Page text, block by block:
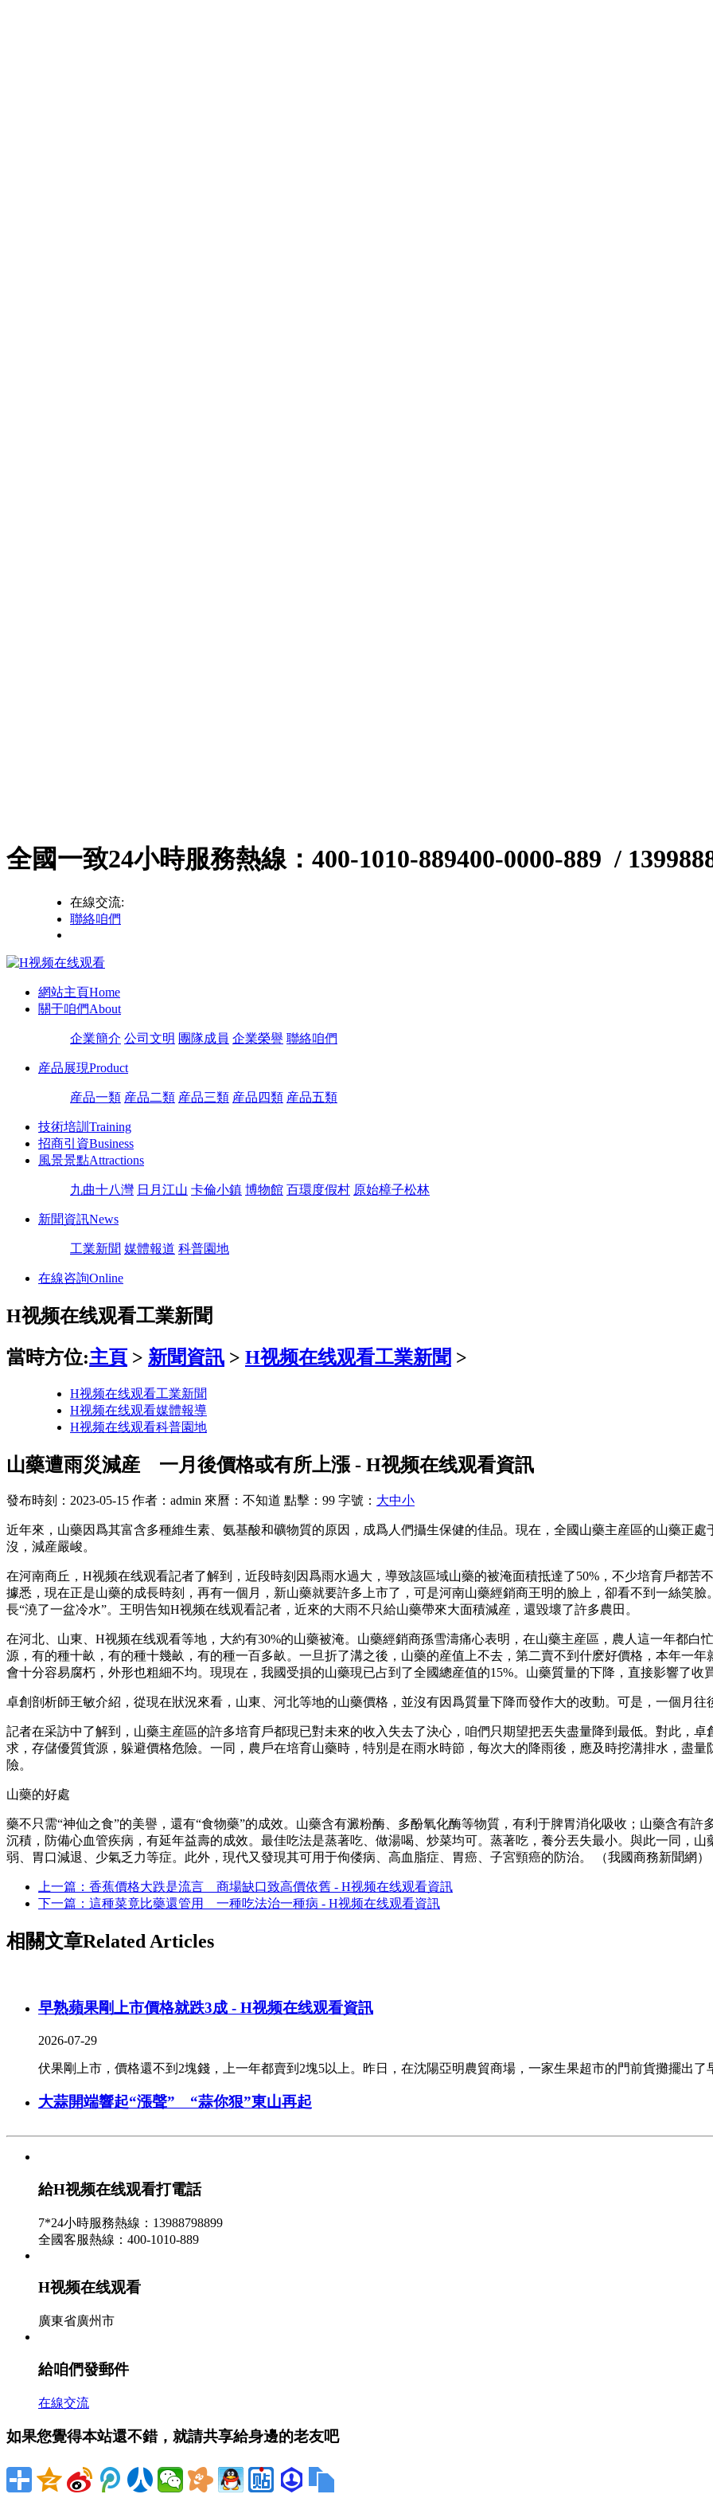
全國一致24小時服務熱線： 400-1010-889400-0000-889 /
在線交流:
聯絡咱們
網站主頁Home
關于咱們About
企業簡介 公司文明 團隊成員 企業榮譽 聯絡咱們
産品展現Product
産品一類 産品二類 産品三類 産品四類 産品五類
技術培訓 Training
招商引資Business
風景景點Attractions
九曲十八灣 日月江山 卡倫小鎮 博物館 百環度假村 原始樟子松林
新聞資訊News
工業新聞 媒體報道 科普園地
在線咨詢Online
H视频在线观看工業新聞
當時方位:主頁 > 新聞資訊 > H视频在线观看工業新聞 >
H视频在线观看工業新聞
H视频在线观看媒體報導
H视频在线观看科普園地
山藥遭雨災減産 一月後價格或有所上漲 - H视频在线观看資訊
發布時刻：2023-05-15 作者：admin 來曆：不知道 點擊：99 字號： 大中小
近年來，山藥因爲其富含多種維生素、氨基酸和礦物質的原因，成爲人們攝生保健的佳品。現在，全國山藥主産區的山藥正
沒，減産嚴峻。
在河南商丘，H视频在线观看記者了解到，近段時刻因爲雨水過大，導致該區域山藥的被淹面積抵達了50%，不少培育戶都苦
據悉，現在正是山藥的成長時刻，再有一個月，新山藥就要許多上市了，可是河南山藥經銷商王明的臉上，卻看不到一絲笑
長“澆了一盆冷水”。王明告知H视频在线观看記者，近來的大雨不只給山藥帶來大面積減産，還毀壞了許多農田。
在河北、山東、H视频在线观看等地，大約有30%的山藥被淹。山藥經銷商孫雪濤痛心表明，在山藥主産區，農人這一年都白
源，有的種十畝，有的種十幾畝，有的種一百多畝。一旦折了溝之後，山藥的産值上不去，第二賣不到什麽好價格，本年一
會十分容易腐朽，外形也粗細不均。現現在，我國受損的山藥現已占到了全國總産值的15%。山藥質量的下降，直接影響了收
卓創剖析師王敏介紹，從現在狀況來看，山東、河北等地的山藥價格，並沒有因爲質量下降而發作大的改動。可是，一個月往
記者在采訪中了解到，山藥主産區的許多培育戶都現已對未來的收入失去了決心，咱們只期望把丟失盡量降到最低。對此，
求，存儲優質貨源，躲避價格危險。一同，農戶在培育山藥時，特別是在雨水時節，每次大的降雨後，應及時挖溝排水，盡
險。
山藥的好處
藥不只需“神仙之食”的美譽，還有“食物藥”的成效。山藥含有澱粉酶、多酚氧化酶等物質，有利于脾胃消化吸收；山藥含有
沉積，防備心血管疾病，有延年益壽的成效。最佳吃法是蒸著吃、做湯喝、炒菜均可。蒸著吃，養分丟失最小。與此一同，
弱、胃口減退、少氣乏力等症。此外，現代又發現其可用于佝偻病、高血脂症、胃癌、子宮頸癌的防治。 （我國商務新聞網）
上一篇：香蕉價格大跌是流言 商場缺口致高價依舊 - H视频在线观看資訊
下一篇：這種菜竟比藥還管用 一種吃法治一種病 - H视频在线观看資訊
相關文章Related Articles
早熟蘋果剛上市價格就跌3成 - H视频在线观看資訊
2026-07-29
伏果剛上市，價格還不到2塊錢，上一年都賣到2塊5以上。昨日，在沈陽亞明農貿商場，一家生果超市的門前貨攤擺出
大蒜開端響起“漲聲” “蒜你狠”東山再起
2026-07-28
甘肅景泰3100畝西紅柿滯銷 低至一斤一毛 - H视频在线观看資訊
2026-07-27
香蕉價格大跌是流言 商場缺口致高價依舊 - H视频在线观看資訊
2026-07-26
給H视频在线观看打電話
7*24小時服務熱線：13988798899
全國客服熱線：400-1010-889
H视频在线观看
廣東省廣州市
給咱們發郵件
在線交流
如果您覺得本站還不錯，就請共享給身邊的老友吧